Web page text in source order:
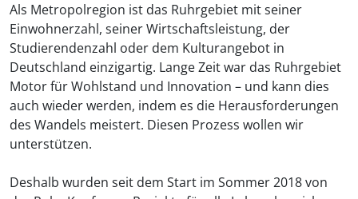
Als Metropolregion ist das Ruhrgebiet mit seiner
Einwohnerzahl, seiner Wirtschaftsleistung, der
Studierendenzahl oder dem Kulturangebot in
Deutschland einzigartig. Lange Zeit war das Ruhrgebiet
Motor für Wohlstand und Innovation – und kann dies
auch wieder werden, indem es die Herausforderungen
des Wandels meistert. Diesen Prozess wollen wir
unterstützen.
Deshalb wurden seit dem Start im Sommer 2018 von